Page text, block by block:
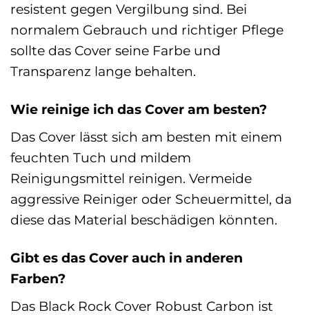
resistent gegen Vergilbung sind. Bei
normalem Gebrauch und richtiger Pflege
sollte das Cover seine Farbe und
Transparenz lange behalten.
Wie reinige ich das Cover am besten?
Das Cover lässt sich am besten mit einem
feuchten Tuch und mildem
Reinigungsmittel reinigen. Vermeide
aggressive Reiniger oder Scheuermittel, da
diese das Material beschädigen könnten.
Gibt es das Cover auch in anderen
Farben?
Das Black Rock Cover Robust Carbon ist